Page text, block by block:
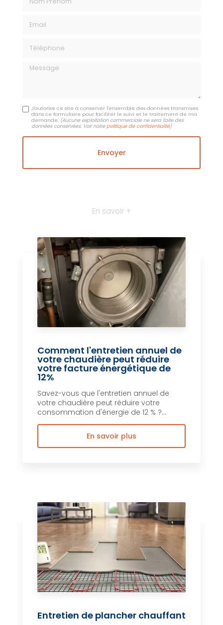
Message
J'autorise ce site à conserver l'ensemble des données transmises
dans ce formulaire pour faciliter le suivi et le traitement de ma
demande. (Aucune exploitation commerciale ne sera faite des
données conservées. Voir notrepolitique de confidentialité)
En savoir +
Comment l'entretien annuel de
votre chaudière peut réduire
votre facture énergétique de
12%
Savez-vous que l'entretien annuel de
votre chaudière peut réduire votre
consommation d'énergie de 12 % ?...
En savoir plus
Entretien de plancher chauffant